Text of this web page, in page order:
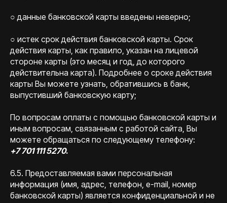
○ данные банковской карты введены неверно;
○ истек срок действия банковской карты. Срок
действия карты, как правило, указан на лицевой
стороне карты (это месяц и год, до которого
действительна карта). Подробнее о сроке действия
карты Вы можете узнать, обратившись в банк,
выпустивший банковскую карту;
По вопросам оплаты с помощью банковской карты и
иным вопросам, связанным с работой сайта, Вы
можете обращаться по следующему телефону:
+7 701 111 5270.
6.5. Предоставляемая вами персональная
информация (имя, адрес, телефон, e-mail, номер
банковской карты) является конфиденциальной и не